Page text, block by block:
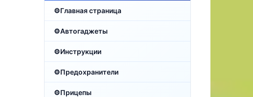
Главная страница
Автогаджеты
Инструкции
Предохранители
Прицепы